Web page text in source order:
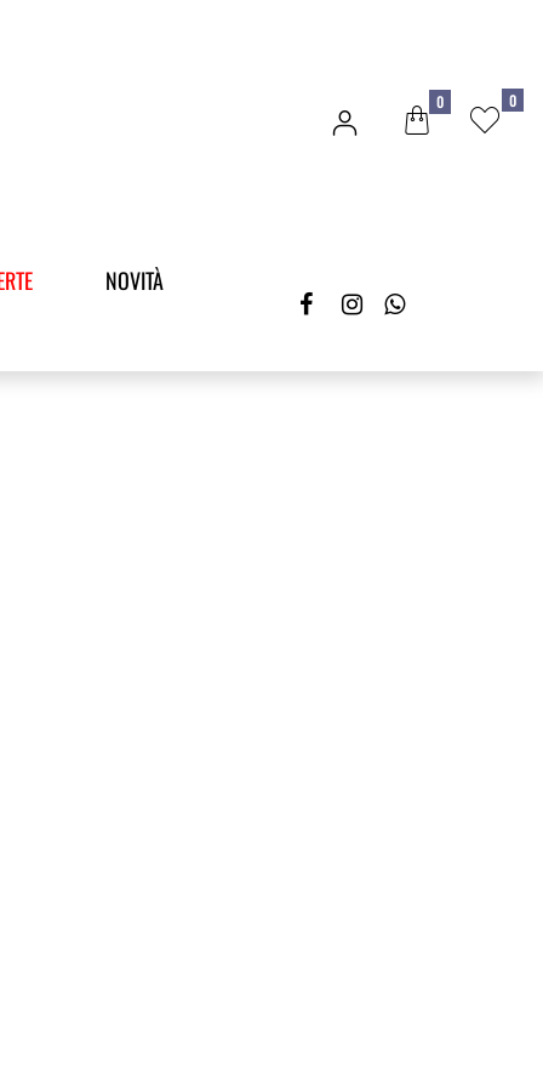
0 0
NOVITÀ